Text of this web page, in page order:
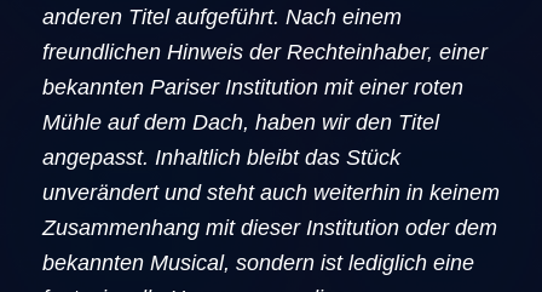
anderen Titel aufgeführt. Nach einem
freundlichen Hinweis der Rechteinhaber, einer
bekannten Pariser Institution mit einer roten
Mühle auf dem Dach, haben wir den Titel
angepasst. Inhaltlich bleibt das Stück
unverändert und steht auch weiterhin in keinem
Zusammenhang mit dieser Institution oder dem
bekannten Musical, sondern ist lediglich eine